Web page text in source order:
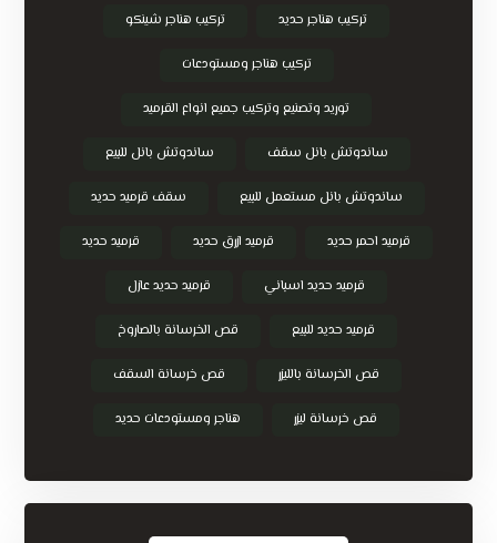
تركيب هناجر حديد تركيب هناجر شينكو
تركيب هناجر ومستودعات
توريد وتصنيع وتركيب جميع انواع القرميد
ساندوتش بانل سقف ساندوتش بانل للبيع
ساندوتش بانل مستعمل للبيع سقف قرميد حديد
قرميد احمر حديد قرميد ازرق حديد قرميد حديد
قرميد حديد اسباني قرميد حديد عازل
قرميد حديد للبيع قص الخرسانة بالصاروخ
قص الخرسانة بالليزر قص خرسانة السقف
قص خرسانة ليزر هناجر ومستودعات حديد